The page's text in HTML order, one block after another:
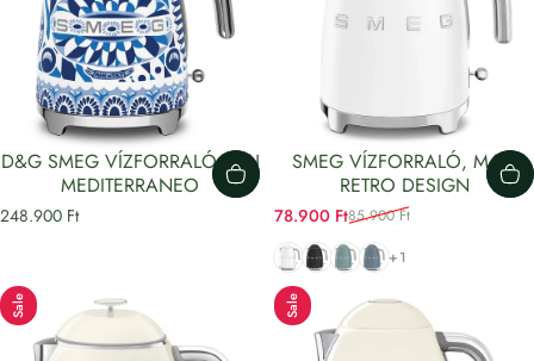
D&G SMEG VÍZFORRALÓ, BLU
MEDITERRANEO
248.900 Ft
SMEG VÍZFORRALÓ, MATT
RETRO DESIGN
Eladási ár
78.900 Ft
Normál áron85.900 Ft
FehérFeketeSmaragdzöld
Viharkék
+1
Sale Sale